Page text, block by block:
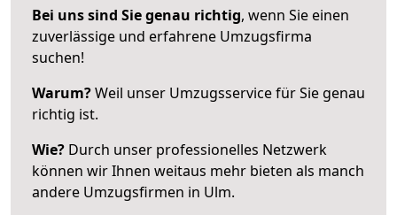
Bei uns sind Sie genau richtig, wenn Sie einen
zuverlässige und erfahrene Umzugsfirma
suchen!
Warum?Weil unser Umzugsservice für Sie genau
richtig ist.
Wie? Durch unser professionelles Netzwerk
können wir Ihnen weitaus mehr bieten als manch
andere Umzugsfirmen in Ulm.